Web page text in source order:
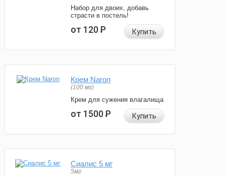
Набор для двоих, добавь
страсти в постель!
от 120Р Купить
Крем Naron
(100 мг)
Крем для сужения влагалища
от 1500Р Купить
Сиалис 5 мг
5мг